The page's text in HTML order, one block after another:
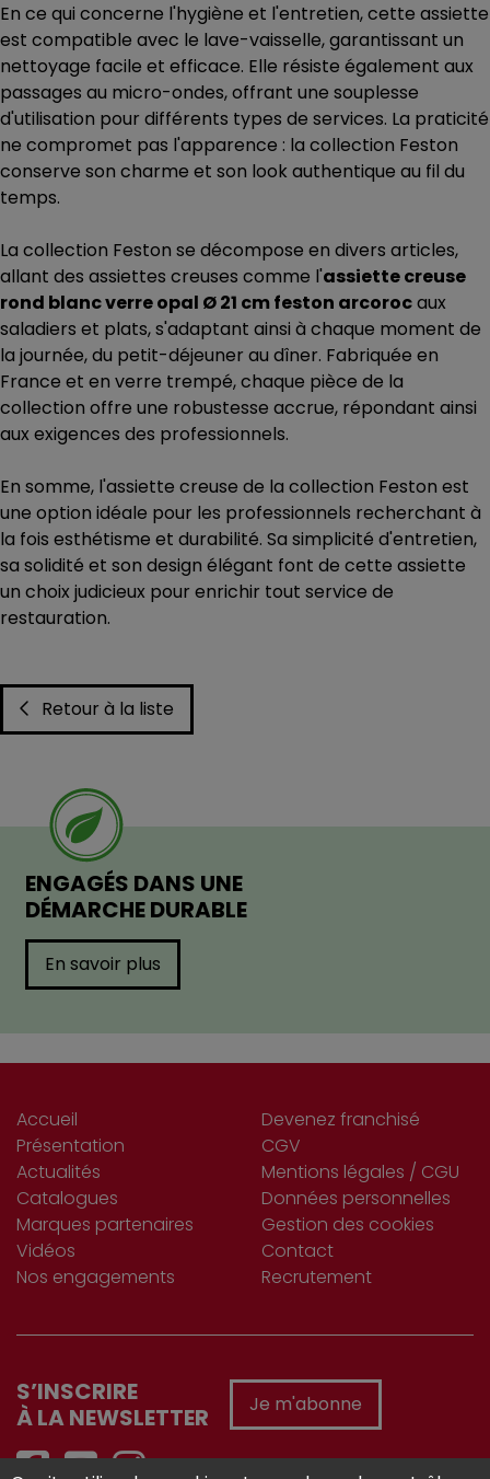
En ce qui concerne l'hygiène et l'entretien, cette assiette
est compatible avec le lave-vaisselle, garantissant un
nettoyage facile et efficace. Elle résiste également aux
passages au micro-ondes, offrant une souplesse
d'utilisation pour différents types de services. La praticité
ne compromet pas l'apparence : la collection Feston
conserve son charme et son look authentique au fil du
temps.
La collection Feston se décompose en divers articles,
allant des assiettes creuses comme l'assiette creuse
rond blanc verre opal Ø 21 cm feston arcorocaux
saladiers et plats, s'adaptant ainsi à chaque moment de
la journée, du petit-déjeuner au dîner. Fabriquée en
France et en verre trempé, chaque pièce de la
collection offre une robustesse accrue, répondant ainsi
aux exigences des professionnels.
En somme, l'assiette creuse de la collection Feston est
une option idéale pour les professionnels recherchant à
la fois esthétisme et durabilité. Sa simplicité d'entretien,
sa solidité et son design élégant font de cette assiette
un choix judicieux pour enrichir tout service de
restauration.
Retour à la liste
ENGAGÉS DANS UNE
DÉMARCHE DURABLE
En savoir plus
Accueil
Présentation
Actualités
Catalogues
Marques partenaires
Vidéos
Nos engagements
Devenez franchisé
CGV
Mentions légales / CGU
Données personnelles
Gestion des cookies
Contact
Recrutement
S’INSCRIRE
À LA NEWSLETTER
Je m'abonne